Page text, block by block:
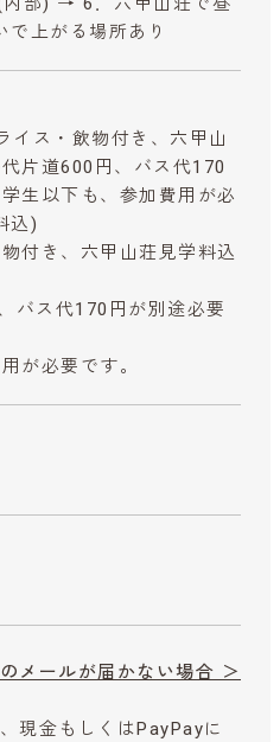
上がる場所あり
ス・飲物付き、六甲山
片道600円、バス代170
生以下も、参加費用が必
込)
付き、六甲山荘見学料込
バス代170円が別途必要
が必要です。
メールが届かない場合 ＞
現金もしくはPayPayに